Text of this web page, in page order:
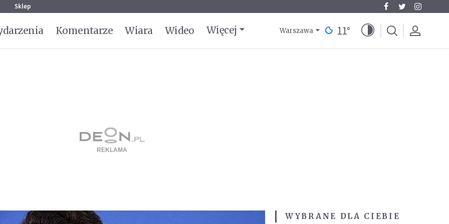
Sklep
Komentarze Wiara Wideo Więcej Warszawa 11°
WYBRANE DLA CIEBIE